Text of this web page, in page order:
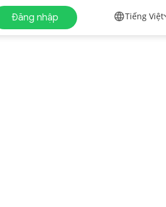
Tiếng Việt
Đăng nhập